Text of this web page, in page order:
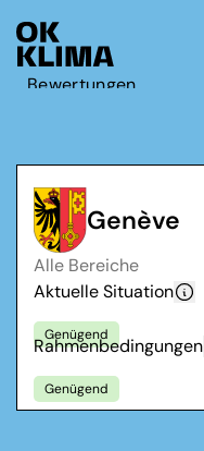
Bewertungen
Kontakt
Deutsch
Français
Genève
Alle Bereiche
Aktuelle Situation
Genügend
Rahmenbedingungen
Genügend